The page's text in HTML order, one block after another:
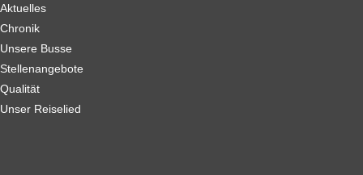
Aktuelles
Chronik
Unsere Busse
Stellenangebote
Qualität
Unser Reiselied